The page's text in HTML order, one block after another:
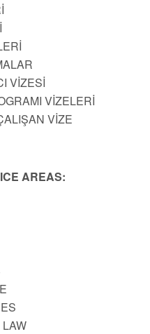
VİZESİ
VİZELERİ
VİZE
AREAS: